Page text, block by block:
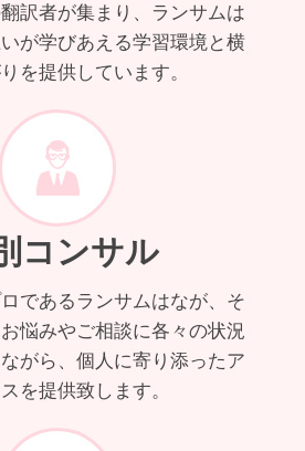
訳者が集まり、ランサムは
が学びあえる学習環境と横
を提供しています。
コンサル
であるランサムはなが、そ
悩みやご相談に各々の状況
がら、個人に寄り添ったア
を提供致します。